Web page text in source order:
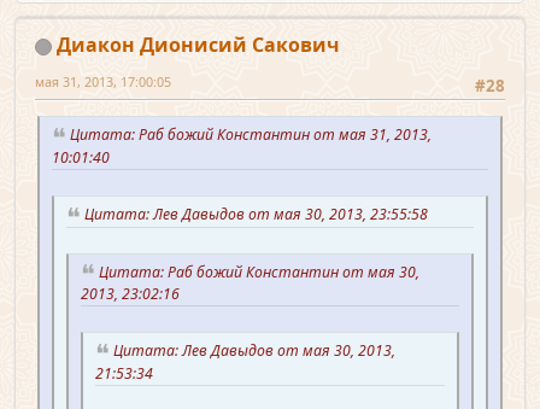
Диакон Дионисий Сакович
#28
мая 31, 2013, 17:00:05
Цитата: Раб божий Константин от мая 31, 2013,
10:01:40
Цитата: Лев Давыдов от мая 30, 2013, 23:55:58
Цитата: Раб божий Константин от мая 30,
2013, 23:02:16
Цитата: Лев Давыдов от мая 30, 2013,
21:53:34